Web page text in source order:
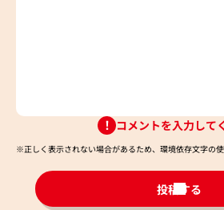
コメントを入力して
※正しく表示されない場合があるため、環境依存文字の使
投稿する